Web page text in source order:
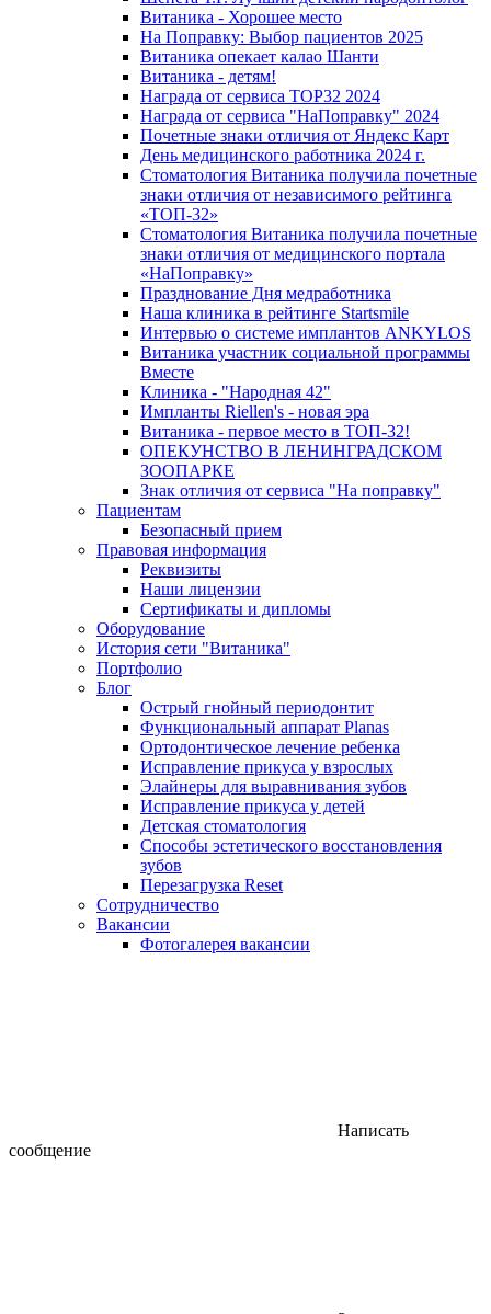
Витаника - Хорошее место
На Поправку: Выбор пациентов 2025
Витаника опекает калао Шанти
Витаника - детям!
Награда от сервиса TOP32 2024
Награда от сервиса "НаПоправку" 2024
Почетные знаки отличия от Яндекс Карт
День медицинского работника 2024 г.
Стоматология Витаника получила почетные
знаки отличия от независимого рейтинга
«ТОП-32»
Стоматология Витаника получила почетные
знаки отличия от медицинского портала
«НаПоправку»
Празднование Дня медработника
Наша клиника в рейтинге Startsmile
Интервью о системе имплантов ANKYLOS
Витаника участник социальной программы
Вместе
Клиника - "Народная 42"
Импланты Riellen's - новая эра
Витаника - первое место в ТОП-32!
ОПЕКУНСТВО В ЛЕНИНГРАДСКОМ
ЗООПАРКЕ
Знак отличия от сервиса "На поправку"
Пациентам
Безопасный прием
Правовая информация
Реквизиты
Наши лицензии
Сертификаты и дипломы
Оборудование
История сети "Витаника"
Портфолио
Блог
Острый гнойный периодонтит
Функциональный аппарат Planas
Ортодонтическое лечение ребенка
Исправление прикуса у взрослых
Элайнеры для выравнивания зубов
Исправление прикуса у детей
Детская стоматология
Способы эстетического восстановления
зубов
Перезагрузка Reset
Сотрудничество
Вакансии
Фотогалерея вакансии
Написать
сообщение